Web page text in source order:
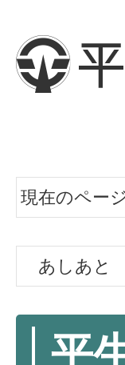
現在のペー
あしあと
平